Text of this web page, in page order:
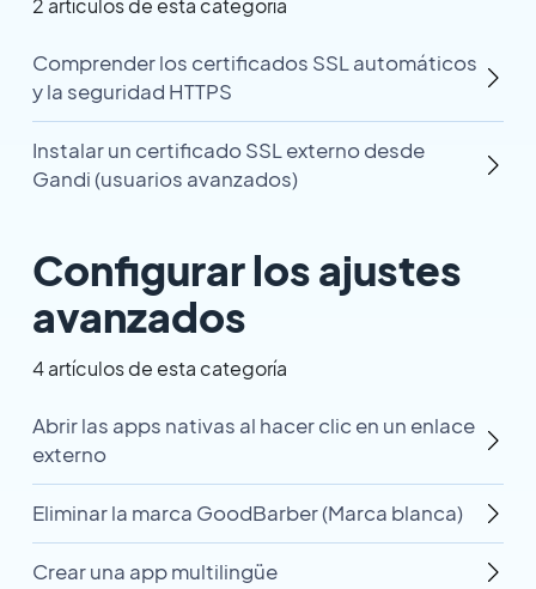
2 artículos de esta categoría
Comprender los certificados SSL automáticos
y la seguridad HTTPS
Instalar un certificado SSL externo desde
Gandi (usuarios avanzados)
Configurar los ajustes
avanzados
4 artículos de esta categoría
Abrir las apps nativas al hacer clic en un enlace
externo
Eliminar la marca GoodBarber (Marca blanca)
Crear una app multilingüe